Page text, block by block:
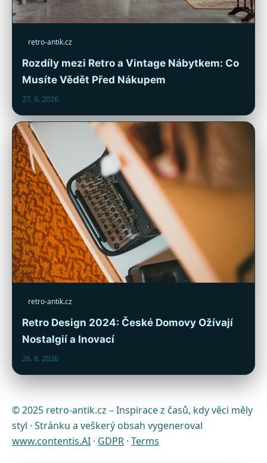
retro-antik.cz
Rozdíly mezi Retro a Vintage Nábytkem: Co
Musíte Vědět Před Nákupem
27. 6. 2026
retro-antik.cz
Retro Design 2024: České Domovy Ožívají
Nostalgií a Inovací
26. 6. 2026
© 2025 retro-antik.cz – Inspirace z časů, kdy věci měly
styl · Stránku a veškerý obsah vygeneroval
www.contentis.AI · GDPR · Terms